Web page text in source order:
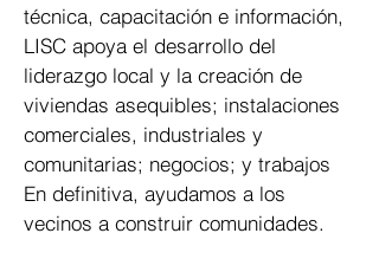
técnica, capacitación e información,
LISC apoya el desarrollo del
liderazgo local y la creación de
viviendas asequibles; instalaciones
comerciales, industriales y
comunitarias; negocios; y trabajos
En definitiva, ayudamos a los
vecinos a construir comunidades.